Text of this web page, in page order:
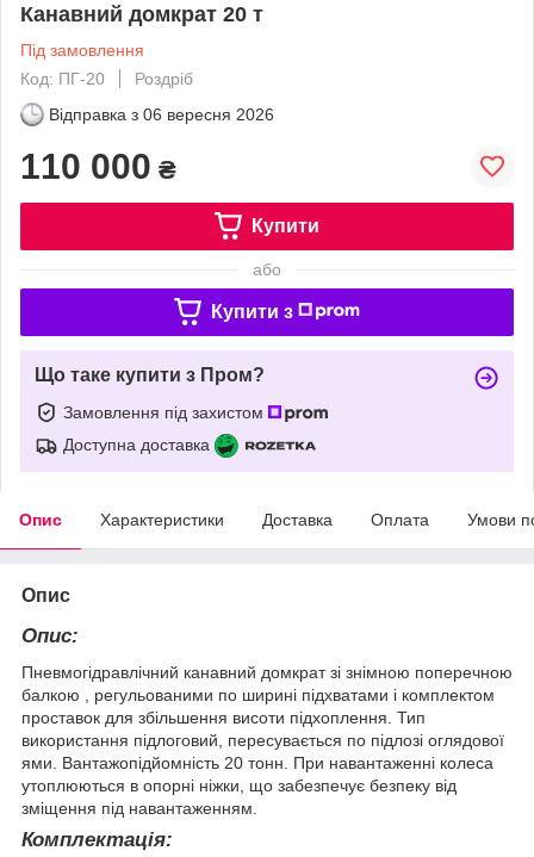
Канавний домкрат 20 т
Під замовлення
Код: ПГ-20
Роздріб
Відправка з 06 вересня 2026
110 000 ₴
Купити
або
Купити з
Що таке купити з Пром?
Замовлення під захистом
Доступна доставка
Опис Характеристики Доставка Оплата Умови
Опис
Опис:
Пневмогідравлічний канавний домкрат зі знімною поперечною
балкою , регульованими по ширині підхватами і комплектом
проставок для збільшення висоти підхоплення. Тип
використання підлоговий, пересувається по підлозі оглядової
ями. Вантажопідйомність 20 тонн. При навантаженні колеса
утоплюються в опорні ніжки, що забезпечує безпеку від
зміщення під навантаженням.
Комплектація: